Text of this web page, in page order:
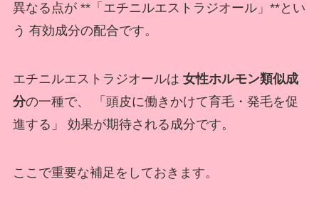
異なる点が **「エチニルエストラジオール」**とい
う 有効成分の配合です。
エチニルエストラジオールは 女性ホルモン類似成
分の一種で、 「頭皮に働きかけて育毛・発毛を促
進する」 効果が期待される成分です。
ここで重要な補足をしておきます。